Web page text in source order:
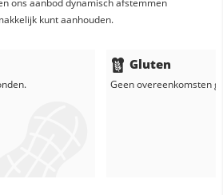
ons aanbod dynamisch afstemmen
kunt aanhouden.
Gluten
Geen overeenkomsten